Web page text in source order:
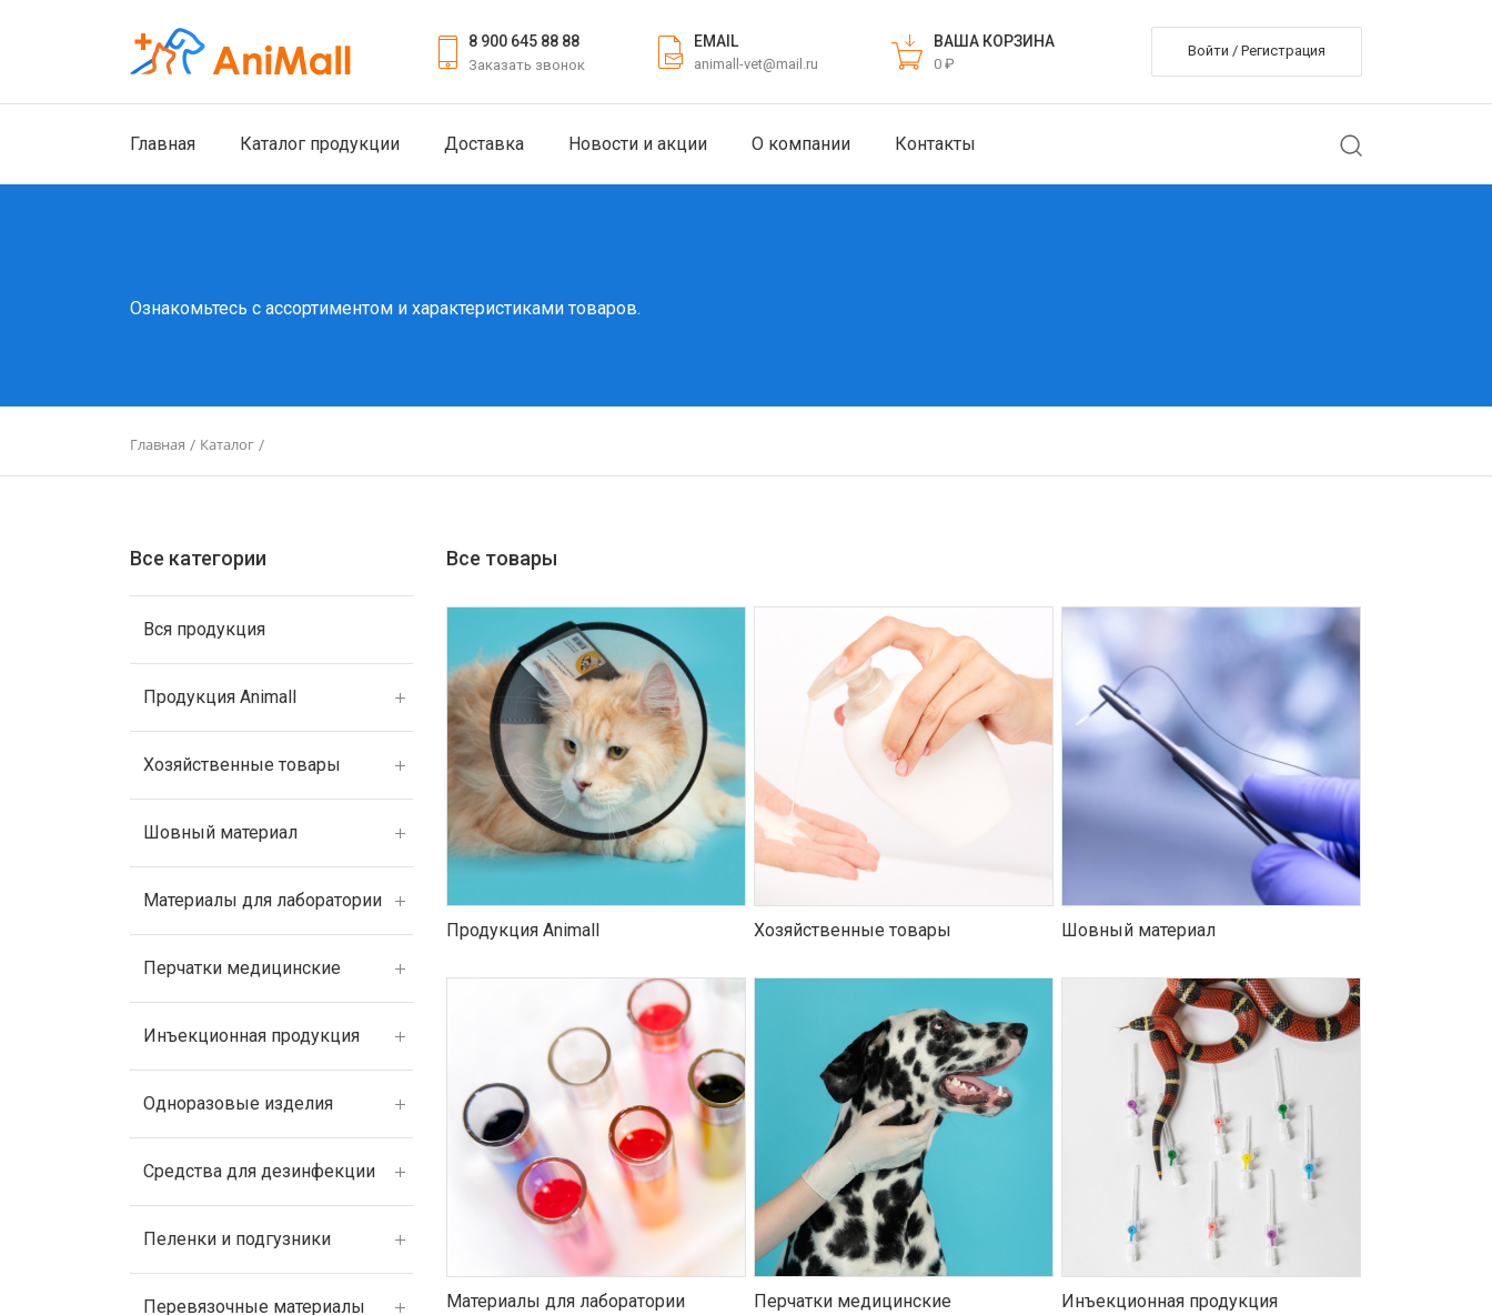
8 900 645 88 88
Заказать звонок
EMAIL
animall-vet@mail.ru
ВАША КОРЗИНА
0 ₽
Войти / Регистрация
Главная Каталог продукции Доставка Новости и акции О компании Контакты
Ознакомьтесь с ассортиментом и характеристиками товаров.
Главная / Каталог /
Все категории
Вся продукция
Продукция Animall
Хозяйственные товары
Шовный материал
Материалы для лаборатории
Перчатки медицинские
Инъекционная продукция
Одноразовые изделия
Средства для дезинфекции
Пеленки и подгузники
Перевязочные материалы
Все товары
Продукция Animall Хозяйственные товары Шовный материал
Материалы для лаборатории Перчатки медицинские Инъекционная продукция